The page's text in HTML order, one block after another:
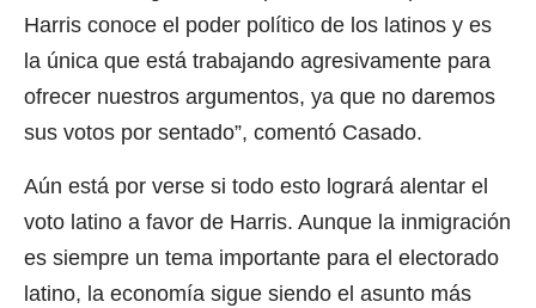
Harris conoce el poder político de los latinos y es
la única que está trabajando agresivamente para
ofrecer nuestros argumentos, ya que no daremos
sus votos por sentado”, comentó Casado.
Aún está por verse si todo esto logrará alentar el
voto latino a favor de Harris. Aunque la inmigración
es siempre un tema importante para el electorado
latino, la economía sigue siendo el asunto más